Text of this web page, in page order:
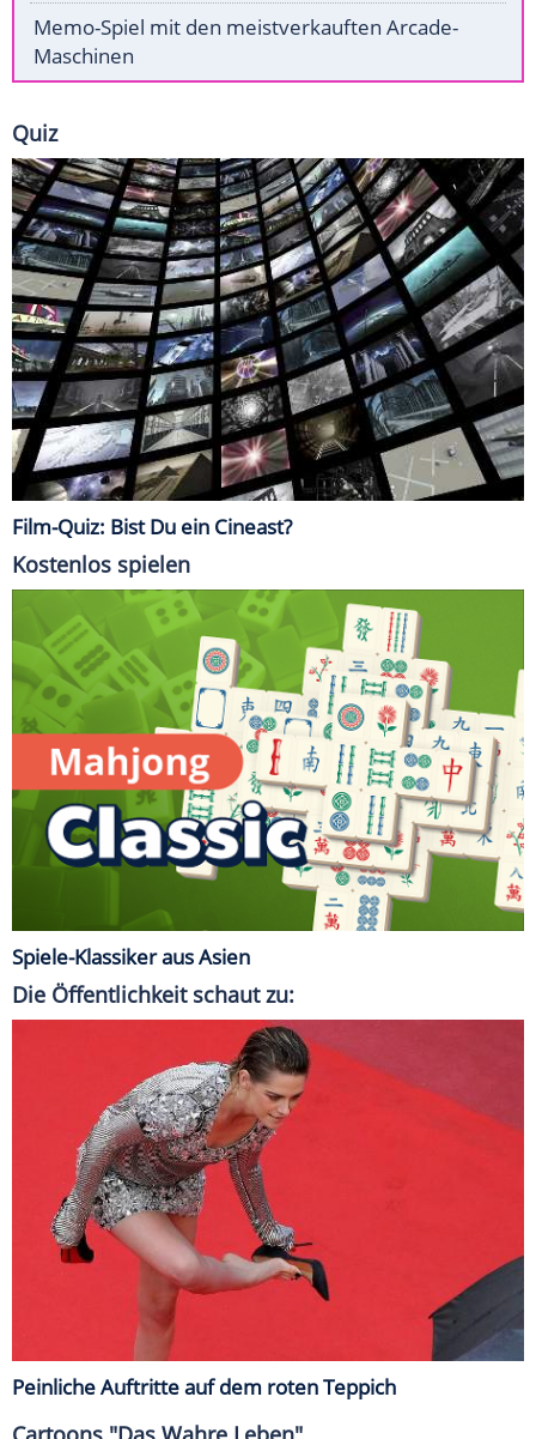
Memo-Spiel mit den meistverkauften Arcade-
Maschinen
Quiz
Film-Quiz: Bist Du ein Cineast?
Kostenlos spielen
Spiele-Klassiker aus Asien
Die Öffentlichkeit schaut zu:
Peinliche Auftritte auf dem roten Teppich